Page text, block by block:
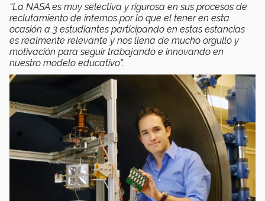
“La NASA es muy selectiva y rigurosa en sus procesos de
reclutamiento de internos por lo que el tener en esta
ocasión a 3 estudiantes participando en estas estancias
es realmente relevante y nos llena de mucho orgullo y
motivación para seguir trabajando e innovando en
nuestro modelo educativo”.